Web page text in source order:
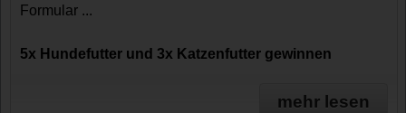
Formular ...
5x Hundefutter und 3x Katzenfutter gewinnen
mehr lesen